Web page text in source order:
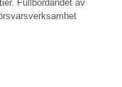
Fullbordandet av